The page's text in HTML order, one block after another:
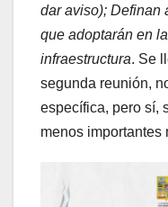
dar aviso); Definan
que adoptarán en
infraestructura. Se
segunda reunión,
específica, pero sí,
menos importantes